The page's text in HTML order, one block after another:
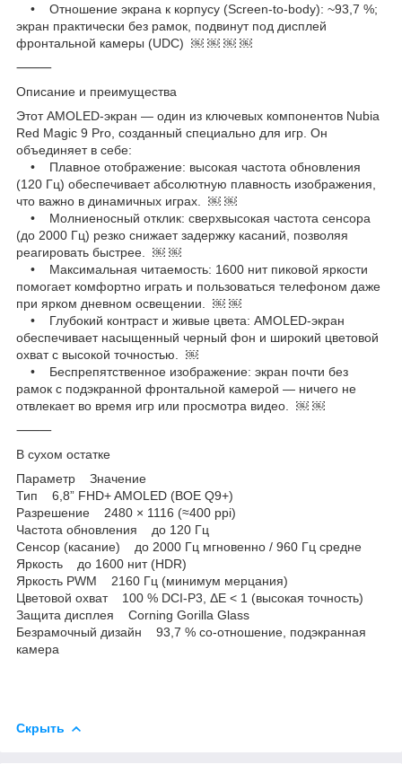
• Отношение экрана к корпусу (Screen-to-body): ~93,7 %;
экран практически без рамок, подвинут под дисплей
фронтальной камеры (UDC) ￼ ￼ ￼ ￼
⸻
Описание и преимущества
Этот AMOLED-экран — один из ключевых компонентов Nubia
Red Magic 9 Pro, созданный специально для игр. Он
объединяет в себе:
• Плавное отображение: высокая частота обновления
(120 Гц) обеспечивает абсолютную плавность изображения,
что важно в динамичных играх. ￼ ￼
• Молниеносный отклик: сверхвысокая частота сенсора
(до 2000 Гц) резко снижает задержку касаний, позволяя
реагировать быстрее. ￼ ￼
• Максимальная читаемость: 1600 нит пиковой яркости
помогает комфортно играть и пользоваться телефоном даже
при ярком дневном освещении. ￼ ￼
• Глубокий контраст и живые цвета: AMOLED-экран
обеспечивает насыщенный черный фон и широкий цветовой
охват с высокой точностью. ￼
• Беспрепятственное изображение: экран почти без
рамок с подэкранной фронтальной камерой — ничего не
отвлекает во время игр или просмотра видео. ￼ ￼
⸻
В сухом остатке
Параметр Значение
Тип 6,8” FHD+ AMOLED (BOE Q9+)
Разрешение 2480 × 1116 (≈400 ppi)
Частота обновления до 120 Гц
Сенсор (касание) до 2000 Гц мгновенно / 960 Гц средне
Яркость до 1600 нит (HDR)
Яркость PWM 2160 Гц (минимум мерцания)
Цветовой охват 100 % DCI-P3, ΔE < 1 (высокая точность)
Защита дисплея Corning Gorilla Glass
Безрамочный дизайн 93,7 % со-отношение, подэкранная
камера
Скрыть